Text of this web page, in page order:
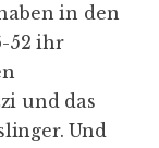
in den
52 ihr
und das
Und